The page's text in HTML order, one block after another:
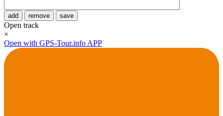
add remove save
Open track
×
Open with GPS-Tour.info APP